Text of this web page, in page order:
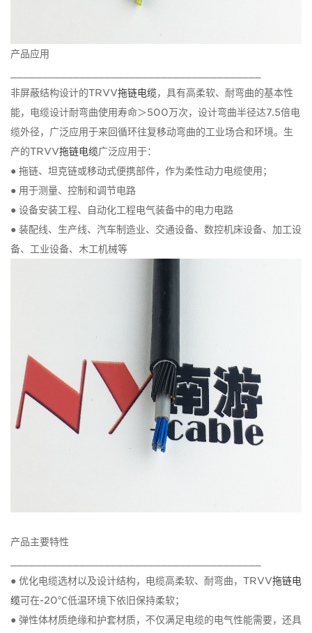
产品应用
非屏蔽结构设计的TRVV拖链电缆，具有高柔软、耐弯曲的基本性
能，电缆设计耐弯曲使用寿命＞500万次，设计弯曲半径达7.5倍电
缆外径，广泛应用于来回循环往复移动弯曲的工业场合和环境。生
产的TRVV拖链电缆广泛应用于：
● 拖链、坦克链或移动式便携部件，作为柔性动力电缆使用；
● 用于测量、控制和调节电路
● 设备安装工程、自动化工程电气装备中的电力电路
● 装配线、生产线、汽车制造业、交通设备、数控机床设备、加工设
备、工业设备、木工机械等
产品主要特性
● 优化电缆选材以及设计结构，电缆高柔软、耐弯曲，TRVV拖链电
缆可在-20℃低温环境下依旧保持柔软；
● 弹性体材质绝缘和护套材质，不仅满足电缆的电气性能需要，还具